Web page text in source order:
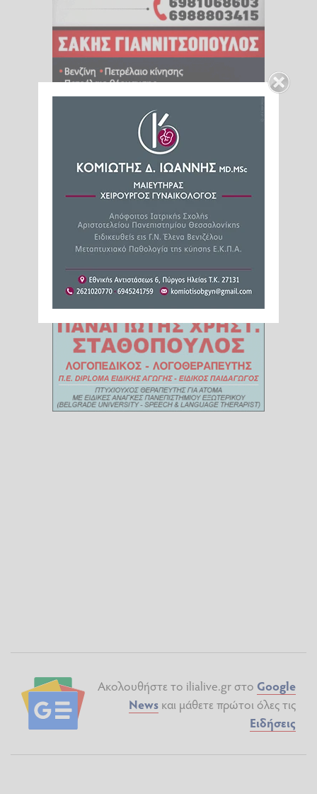
Ακολουθήστε το ilialive.gr στο Google
News και μάθετε πρώτοι όλες τις
Ειδήσεις